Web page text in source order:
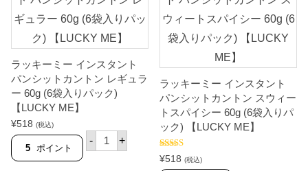
ラッキーミー インスタント
パンシットカントン レギュラ
ー 60g (6袋入りパック)
【LUCKY ME】
¥518 (税込)
5 ポイント
- ラ
ッ
+
ラッキーミー インスタント
パンシットカントン スウィー
トスパイシー 60g (6袋入りパ
ック) 【LUCKY ME】
5段階中5.00
の評価
¥518 (税込)